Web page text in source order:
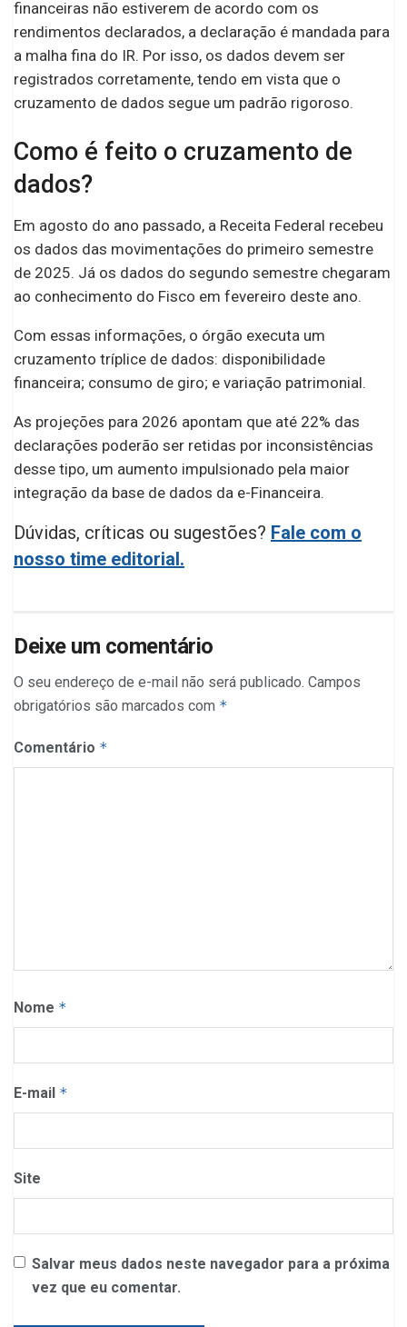
financeiras não estiverem de acordo com os
rendimentos declarados, a declaração é mandada para
a malha fina do IR. Por isso, os dados devem ser
registrados corretamente, tendo em vista que o
cruzamento de dados segue um padrão rigoroso.
Como é feito o cruzamento de
dados?
Em agosto do ano passado, a Receita Federal recebeu
os dados das movimentações do primeiro semestre
de 2025. Já os dados do segundo semestre chegaram
ao conhecimento do Fisco em fevereiro deste ano.
Com essas informações, o órgão executa um
cruzamento tríplice de dados: disponibilidade
financeira; consumo de giro; e variação patrimonial.
As projeções para 2026 apontam que até 22% das
declarações poderão ser retidas por inconsistências
desse tipo, um aumento impulsionado pela maior
integração da base de dados da e-Financeira.
Dúvidas, críticas ou sugestões? Fale com o
nosso time editorial.
Deixe um comentário
O seu endereço de e-mail não será publicado. Campos
obrigatórios são marcados com *
Comentário *
Nome *
E-mail *
Site
Salvar meus dados neste navegador para a próxima
vez que eu comentar.